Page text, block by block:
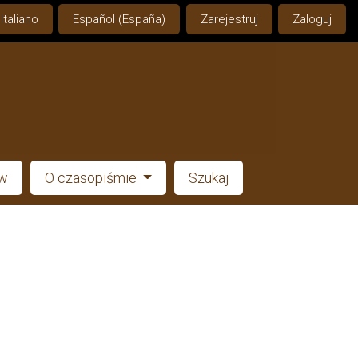
Italiano Español (España) Zarejestruj Zaloguj
O czasopiśmie Szukaj